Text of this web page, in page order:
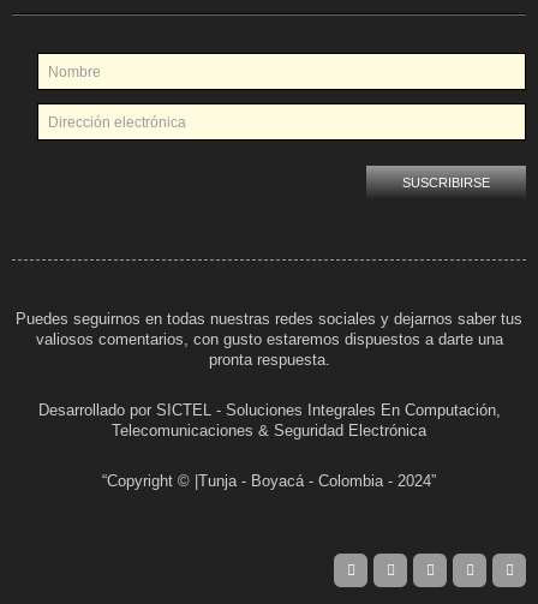
Puedes seguirnos en todas nuestras redes sociales y dejarnos saber tus
valiosos comentarios, con gusto estaremos dispuestos a darte una
pronta respuesta.
Desarrollado por SICTEL - Soluciones Integrales En Computación,
Telecomunicaciones & Seguridad Electrónica
“Copyright © |Tunja - Boyacá - Colombia - 2024”